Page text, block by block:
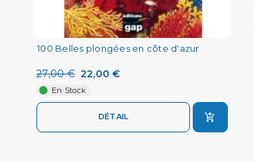
100 Belles plongées en côte d'azur
27,00 € 22,00 €
En Stock
DÉTAIL